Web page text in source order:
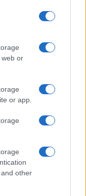
web or
or app.
other
fa
spaccio e degrado:
scegliere la
e l’ufficio